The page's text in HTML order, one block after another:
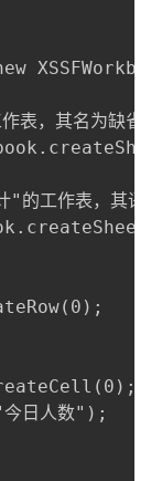
其名为缺省
作表，其语
人数");